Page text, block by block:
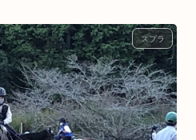
スプラ